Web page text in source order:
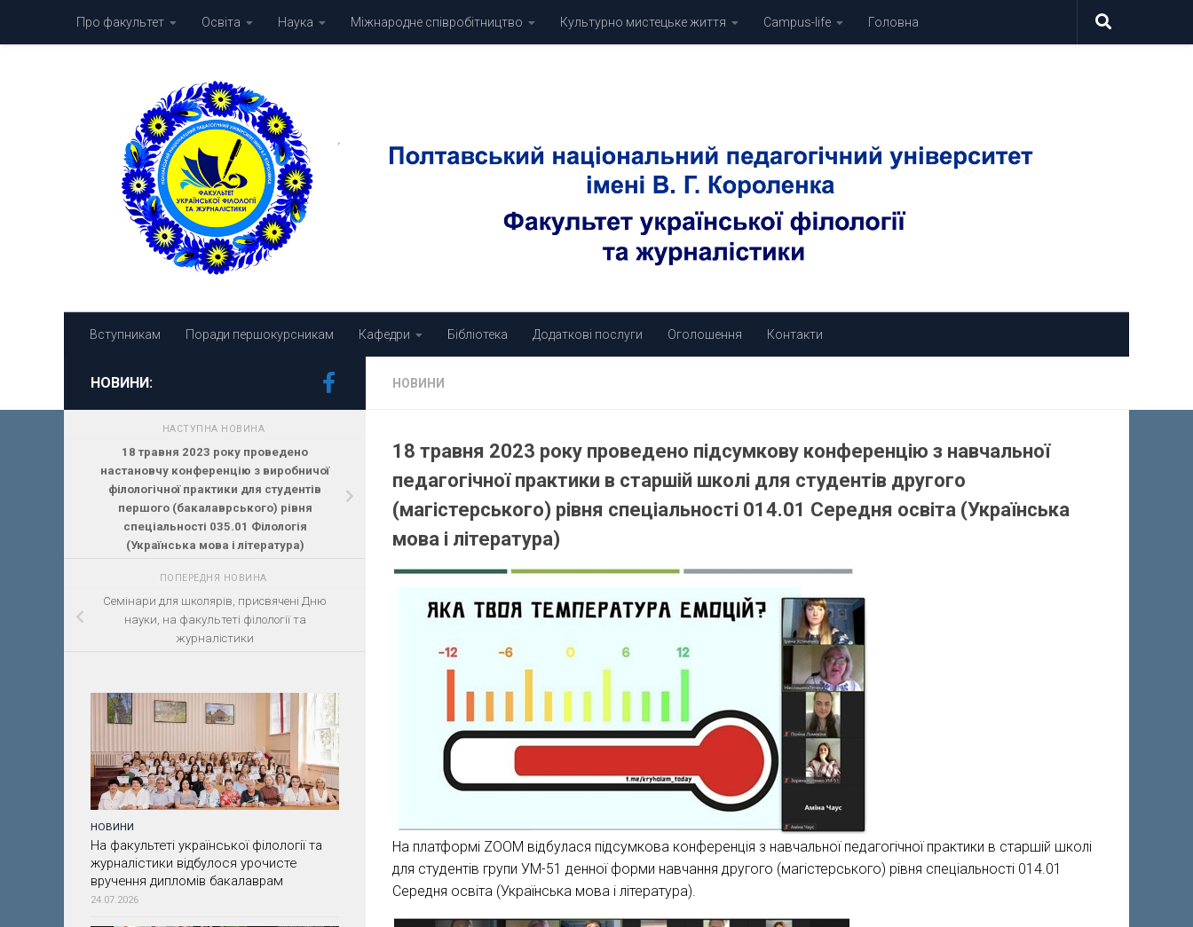
Skip to contentПро факультет Освіта Наука Міжнародне співробітництво Культурно мистецьке життя Campus-life Головна
Вступникам Поради першокурсникам Кафедри Бібліотека Додаткові послуги Оголошення Контакти
НОВИНИ
18 травня 2023 року проведено підсумкову конференцію з навчальної
педагогічної практики в старшій школі для студентів другого
(магістерського) рівня спеціальності 014.01 Середня освіта (Українська
мова і література)
На платформі ZOOM відбулася підсумкова конференція з навчальної педагогічної практики в старшій школі
для студентів групи УМ-51 денної форми навчання другого (магістерського) рівня спеціальності 014.01
Середня освіта (Українська мова і література).
НОВИНИ:
НАСТУПНА НОВИНА
18 травня 2023 року проведено
настановчу конференцію з виробничої
філологічної практики для студентів
першого (бакалаврського) рівня
спеціальності 035.01 Філологія
(Українська мова і література)
ПОПЕРЕДНЯ НОВИНА
Семінари для школярів, присвячені Дню
науки, на факультеті філології та
журналістики
НОВИНИ
На факультеті української філології та
журналістики відбулося урочисте
вручення дипломів бакалаврам
24.07.2026